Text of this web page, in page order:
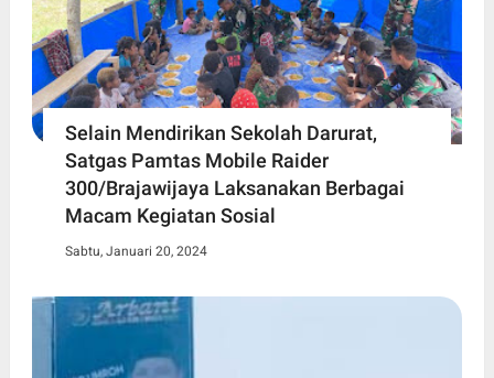
Selain Mendirikan Sekolah Darurat,
Satgas Pamtas Mobile Raider
300/Brajawijaya Laksanakan Berbagai
Macam Kegiatan Sosial
Sabtu, Januari 20, 2024